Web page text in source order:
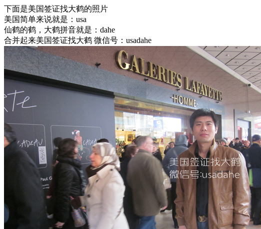
下面是美国签证找大鹤的照片
美国简单来说就是：usa
仙鹤的鹤，大鹤拼音就是：dahe
合并起来美国签证找大鹤 微信号：usadahe